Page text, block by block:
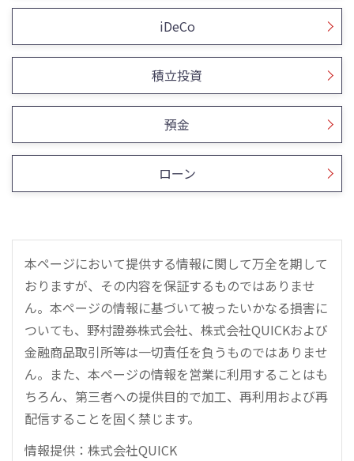
iDeCo
積立投資
預金
ローン
本ページにおいて提供する情報に関して万全を期して
おりますが、その内容を保証するものではありませ
ん。本ページの情報に基づいて被ったいかなる損害に
ついても、野村證券株式会社、株式会社QUICKおよび
金融商品取引所等は一切責任を負うものではありませ
ん。また、本ページの情報を営業に利用することはも
ちろん、第三者への提供目的で加工、再利用および再
配信することを固く禁じます。
情報提供：株式会社QUICK